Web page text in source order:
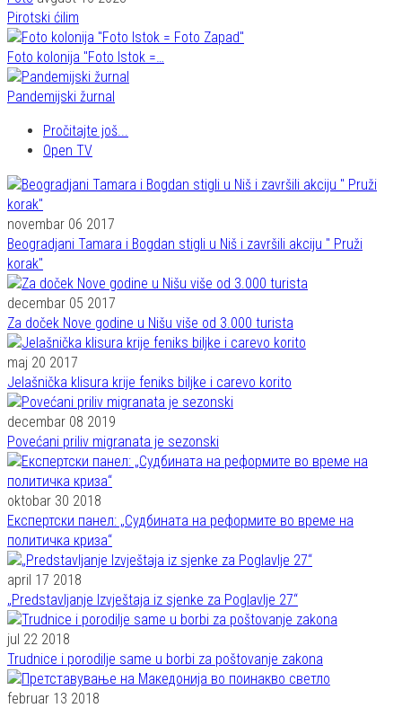
Pirotski ćilim
Foto kolonija "Foto Istok =…
Pandemijski žurnal
Pročitajte još...
Open TV
novembar 06 2017
Beogradjani Tamara i Bogdan stigli u Niš i završili akciju " Pruži
korak"
decembar 05 2017
Za doček Nove godine u Nišu više od 3.000 turista
maj 20 2017
Jelašnička klisura krije feniks biljke i carevo korito
decembar 08 2019
Povećani priliv migranata je sezonski
oktobar 30 2018
Експертски панел: „Судбината на реформите во време на
политичка криза“
april 17 2018
„Predstavljanje Izvještaja iz sjenke za Poglavlje 27“
jul 22 2018
Trudnice i porodilje same u borbi za poštovanje zakona
februar 13 2018